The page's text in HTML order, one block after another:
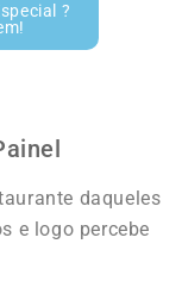
?
daqueles
e logo percebe